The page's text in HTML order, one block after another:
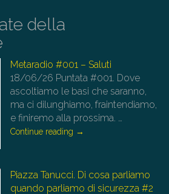
della
Metaradio #001 – Saluti
18/06/26 Puntata #001. Dove
ascoltiamo le basi che saranno,
ma ci dilunghiamo, fraintendiamo,
e finiremo alla prossima. …
Continue reading →
Piazza Tanucci. Di cosa parliamo
quando parliamo di sicurezza #2